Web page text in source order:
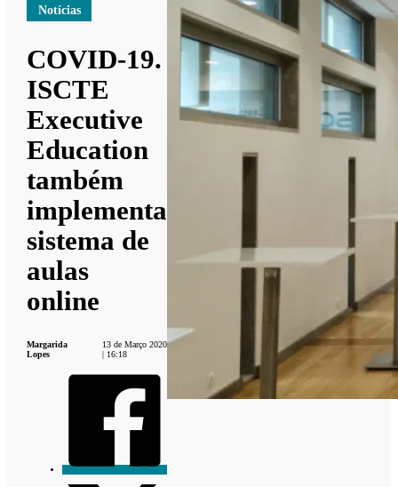
Notícias
COVID-19.
ISCTE
Executive
Education
também
implementa
sistema de
aulas
online
Margarida
Lopes
13 de Março 2020
| 16:18